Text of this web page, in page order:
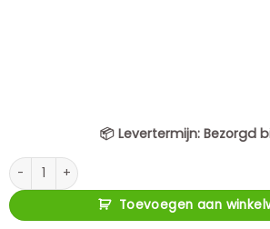
📦 Levertermijn: Bezorgd
Eetkamerbank Tense Naturel Mangohout
Toevoegen aan